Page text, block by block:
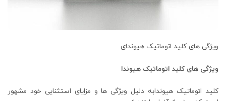
ویژگی های کلید اتوماتیک هیوندای
ویژگی های کلید اتوماتیک هیوندا
کلید اتوماتیک هیوندابه دلیل ویژگی ها و مزایای استثنایی خود مشهور